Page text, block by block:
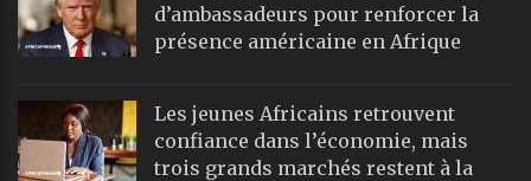
d’ambassadeurs pour renforcer la
présence américaine en Afrique
Les jeunes Africains retrouvent
confiance dans l’économie, mais
trois grands marchés restent à la